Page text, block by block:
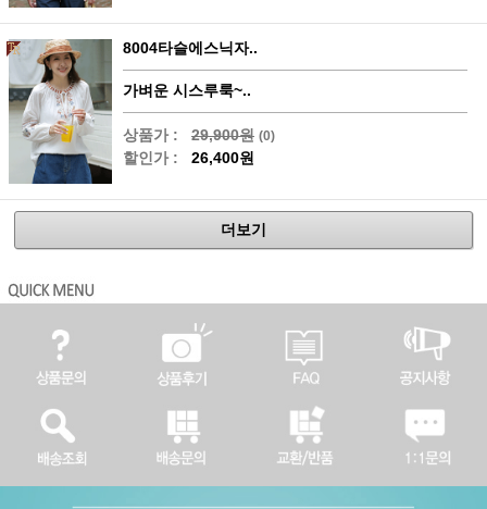
8004타슬에스닉자..
가벼운 시스루룩~..
상품가 : 29,900원 (0)
할인가 : 26,400원
더보기